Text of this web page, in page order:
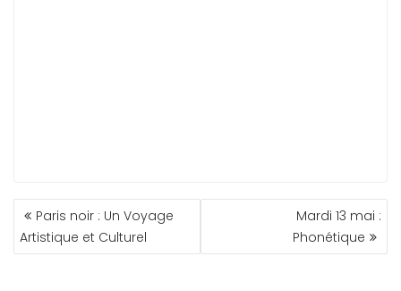
NAVIGATION
DE
L’ARTICLE
Paris noir : Un Voyage
Artistique et Culturel
Mardi 13 mai :
Phonétique